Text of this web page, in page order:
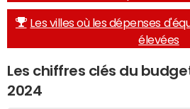
Les villes où les dépenses
élevées
Les chiffres clés du
2024